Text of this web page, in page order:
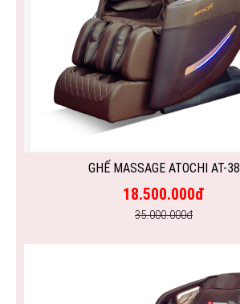
GHẾ MASSAGE ATOCHI AT-38
18.500.000đ
35.000.000đ